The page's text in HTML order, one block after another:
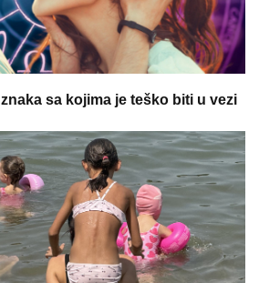
sa kojima je teško biti u vezi